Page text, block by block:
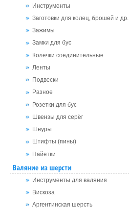
Инструменты
Заготовки для колец, брошей и др.
Зажимы
Замки для бус
Колечки соединительные
Ленты
Подвески
Разное
Розетки для бус
Швензы для серёг
Шнуры
Штифты (пины)
Пайетки
Валяние из шерсти
Инструменты для валяния
Вискоза
Аргентинская шерсть